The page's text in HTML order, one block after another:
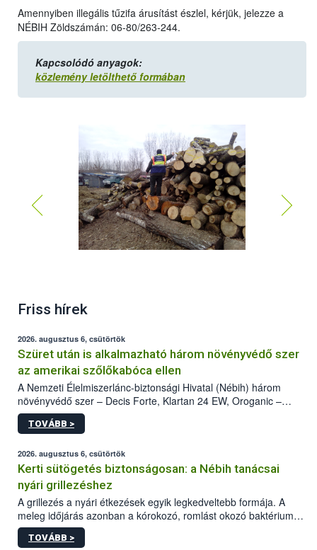
Amennyiben illegális tűzifa árusítást észlel, kérjük, jelezze a
NÉBIH Zöldszámán: 06-80/263-244.
Kapcsolódó anyagok:
közlemény letölthető formában
Friss hírek
2026. augusztus 6, csütörtök
Szüret után is alkalmazható három növényvédő szer
az amerikai szőlőkabóca ellen
A Nemzeti Élelmiszerlánc-biztonsági Hivatal (Nébih) három
növényvédő szer – Decis Forte, Klartan 24 EW, Oroganic –
engedélyokiratát módosította, így azok a szüretet követően,
egészen a vesszőérettség (BBCH 91) stádiumáig
érésű szőlőkben is legyen lehetőség a károsító elleni további
védekezésre. Az Oroganic készítmény kis kiszerelésben kiskerti
felhasználók számára is elérhető és ökológiai termesztésben is
engedélyezett.
TOVÁBB >
2026. augusztus 6, csütörtök
Kerti sütögetés biztonságosan: a Nébih tanácsai
nyári grillezéshez
A grillezés a nyári étkezések egyik legkedveltebb formája. A
meleg időjárás azonban a kórokozó, romlást okozó baktériumok
gyorsabb szaporodásának is kedvez. A szabadtéri sütögetés
ezért nem csupán a megfelelő sütési technikáról szól: legalább
TOVÁBB >